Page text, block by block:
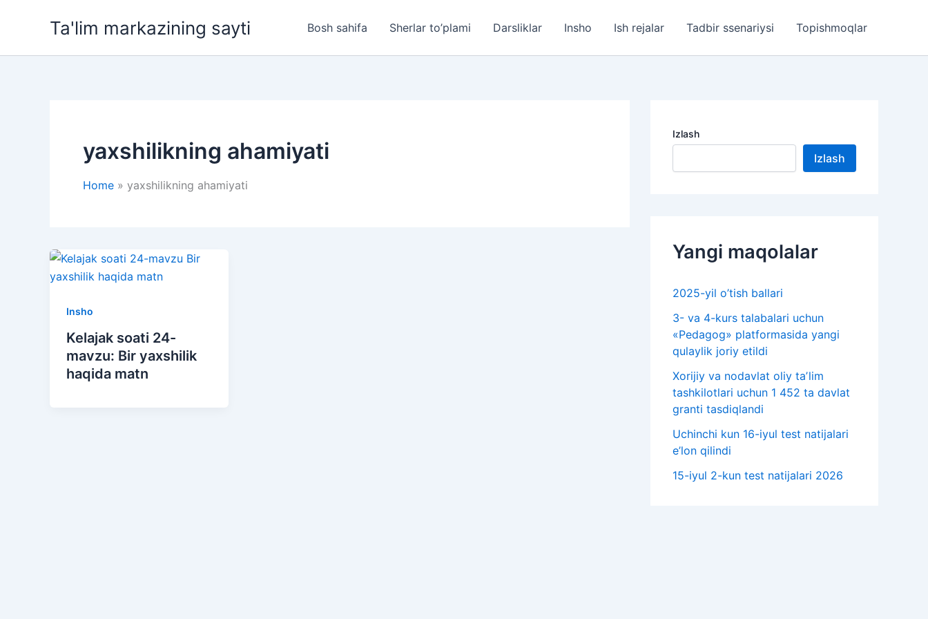
Ta'lim markazining sayti Bosh sahifa Sherlar to’plami Darsliklar Insho Ish rejalar Tadbir ssenariysi Topishmoqlar
yaxshilikning ahamiyati
Home yaxshilikning ahamiyati
Insho
Kelajak soati 24-
mavzu: Bir yaxshilik
haqida matn
Izlash
Izlash
Yangi maqolalar
2025-yil o’tish ballari
3- va 4-kurs talabalari uchun
«Pedagog» platformasida yangi
qulaylik joriy etildi
Xorijiy va nodavlat oliy taʼlim
tashkilotlari uchun 1 452 ta davlat
granti tasdiqlandi
Uchinchi kun 16-iyul test natijalari
e’lon qilindi
15-iyul 2-kun test natijalari 2026